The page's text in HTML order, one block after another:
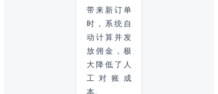
带来新订单
时，系统自
动计算并发
放佣金，极
大降低了人
工对账成
本。